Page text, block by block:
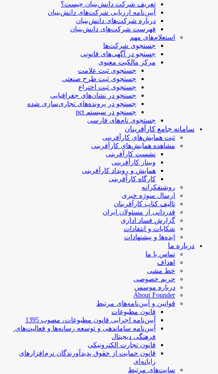
تعریف شرکت دانش‌بنیان چیست؟
آیین‌نامه ارزیابی شرکت‌های دانش‌بنیان
درباره شرکت‌های دانش‌بنیان
فهرست شرکت‌های دانش‌بنیان
استعلام‌های مهم
جستجوی شرکت‌ها
جستجو در آگهی‌های قانونی
مرکز مالکیت معنوی
جستجوی ثبت علامت
جستجوی ثبت طرح صنعتی
جستجوی ثبت اختراع
جستجو در نشان‌های جغرافیایی
جستجو در پرونده‌های تجاری‌سازی شده
جستجو در سیستم pct
جستجوی نام‌های فارسی
سامانه جامع کارآفرینان
ثبت همایش‌های کارآفرینی
مشاهده همایش‌های کارآفرینی
نشست کارآفرینی
وبینار کارآفرینی
همایش و رویداد کارآفرینی
کارگاه کارآفرینی
روشنفکرانه
ارسال سوژه‌ خبری
تالیف کتاب کارآفرینان
قدردانی از مسئولان ایران
گزارش فساد اداری
شکایات و انتقادات
ایده‌ها و پیشنهادات
درباره ما
تماس با ما
اهداف
خط مشی
حریم خصوصی
درباره موسس
About Founder
قوانین و آیین‌نامه‌های مرتبط
‌قانون مطبوعات
آیین‌نامه اجرایی قانون مطبوعات، مصوب 1395
آیین‌نامه سامان­دهی و توسعه رسانه­‌ها و فعالیت‌­های
فرهنگی دیجیتال
قانون تجارت الکترونیکی
قانون حمایت از حقوق پدیدآورندگان نرم‌افزارهای
رایانه‌ای
سایت‌های مرتبط